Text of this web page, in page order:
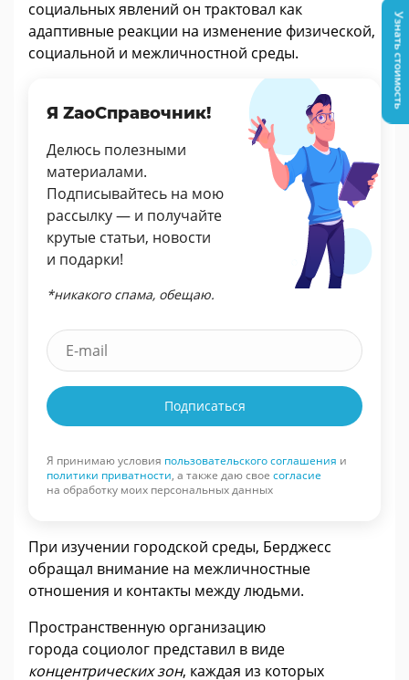
социальных явлений он трактовал как
адаптивные реакции на изменение физической,
социальной и межличностной среды.
Я ZaoСправочник!
Делюсь полезными
материалами.
Подписывайтесь на мою
рассылку — и получайте
крутые статьи, новости
и подарки!
*никакого спама, обещаю.
Подписаться
Я принимаю условия пользовательского соглашения и
политики приватности, а также даю свое согласие
на обработку моих персональных данных
При изучении городской среды, Берджесс
обращал внимание на межличностные
отношения и контакты между людьми.
Пространственную организацию
города социолог представил в виде
концентрических зон, каждая из которых
Узнать стоимость